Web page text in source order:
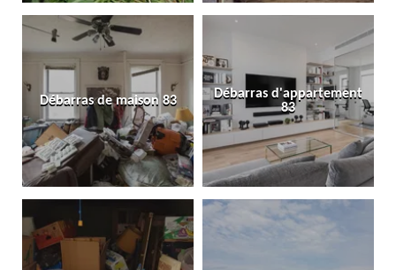
Débarras de maison 83
Débarras d'appartement
83